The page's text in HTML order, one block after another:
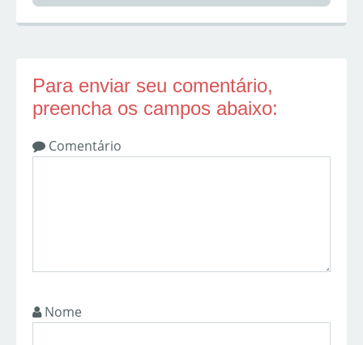
Para enviar seu comentário,
preencha os campos abaixo:
Comentário
Nome